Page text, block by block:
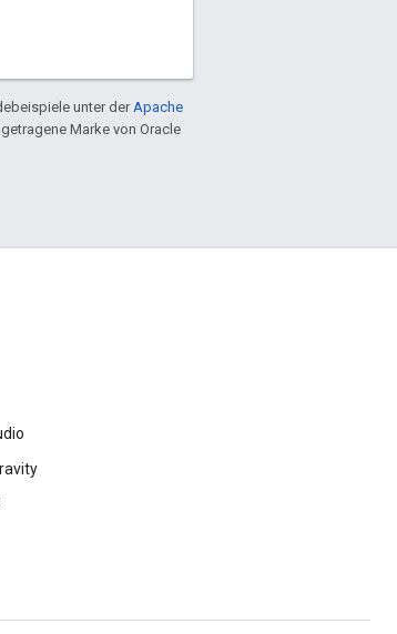
unter derApache
Marke von Oracle